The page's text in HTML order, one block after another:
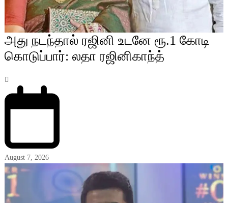
அது நடந்தால் ரஜினி உடனே ரூ.1 கோடி
கொடுப்பார்: லதா ரஜினிகாந்த்
August 7, 2026